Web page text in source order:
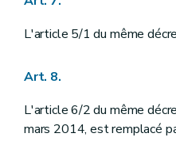
L'article 5/1 du même
Art. 8.
L'article 6/2 du même
mars 2014, est remplacé